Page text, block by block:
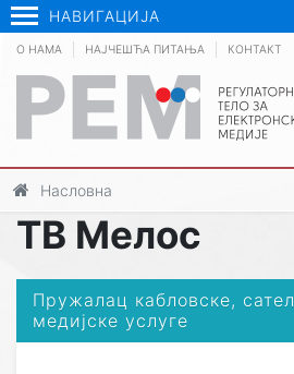
НАВИГАЦИЈА
О НАМА НАЈЧЕШЋА ПИТАЊА КОНТАКТ
Насловна
ТВ Мелос
Пружалац кабловске,
медијске услуге